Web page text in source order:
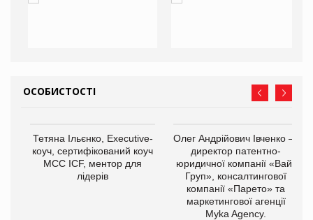
ОСОБИСТОСТІ
Тетяна Ільєнко, Executive-
коуч, сертифікований коуч
МСС ICF, ментор для
лідерів
Олег Андрійович Івченко —
директор патентно-
юридичної компанії «Вайз
Груп», консалтингової
компанії «Парето» та
маркетингової агенції
Myka Agency.